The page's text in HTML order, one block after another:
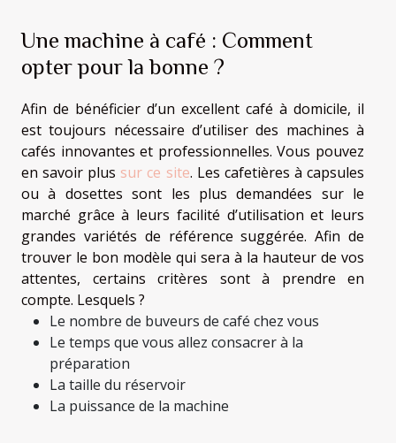
Une machine à café : Comment
opter pour la bonne ?
Afin de bénéficier d’un excellent café à domicile, il
est toujours nécessaire d’utiliser des machines à
cafés innovantes et professionnelles. Vous pouvez
en savoir plus sur ce site. Les cafetières à capsules
ou à dosettes sont les plus demandées sur le
marché grâce à leurs facilité d’utilisation et leurs
grandes variétés de référence suggérée. Afin de
trouver le bon modèle qui sera à la hauteur de vos
attentes, certains critères sont à prendre en
compte. Lesquels ?
Le nombre de buveurs de café chez vous
Le temps que vous allez consacrer à la
préparation
La taille du réservoir
La puissance de la machine